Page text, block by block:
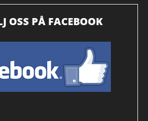
OSS PÅ FACEBOOK